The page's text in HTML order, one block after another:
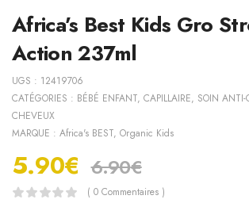
Africa’s Best Kids Gro
Action 237ml
UGS : 12419706
CATÉGORIES : BÉBÉ ENFANT, CAPILLAIRE, SOIN ANTI-
CHEVEUX
MARQUE : Africa's BEST, Organic Kids
5.90€ 6.90€
( 0 Commentaires )